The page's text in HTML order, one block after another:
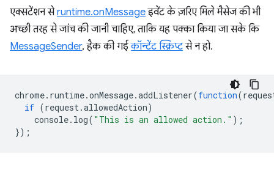
एक्सटेंशन सेruntime.onMessageइवेंट के ज़रिए मिले मैसेज की भी
अच्छी तरह से जांच की जानी चाहिए, ताकि यह पक्का किया जा सके कि
MessageSender, हैक की गईकॉन्टेंट स्क्रिप्टसे न हो.
chrome. runtime.onMessage.addListener(function(
if (request.allowedAction)
console. log( "This is an allowed action." );
});